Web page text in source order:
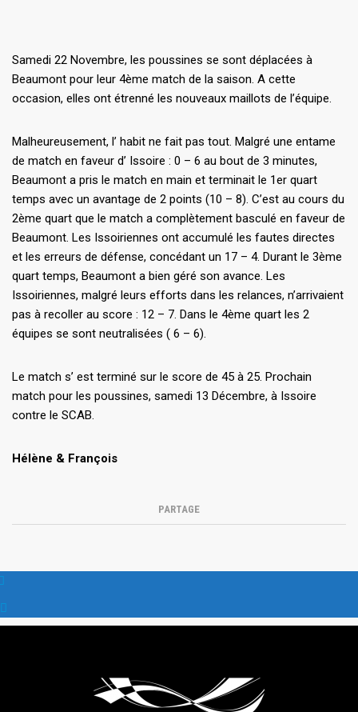
Samedi 22 Novembre, les poussines se sont déplacées à
Beaumont pour leur 4ème match de la saison. A cette
occasion, elles ont étrenné les nouveaux maillots de l’équipe.
Malheureusement, l’ habit ne fait pas tout. Malgré une entame
de match en faveur d’ Issoire : 0 – 6 au bout de 3 minutes,
Beaumont a pris le match en main et terminait le 1er quart
temps avec un avantage de 2 points (10 – 8). C’est au cours du
2ème quart que le match a complètement basculé en faveur de
Beaumont. Les Issoiriennes ont accumulé les fautes directes
et les erreurs de défense, concédant un 17 – 4. Durant le 3ème
quart temps, Beaumont a bien géré son avance. Les
Issoiriennes, malgré leurs efforts dans les relances, n’arrivaient
pas à recoller au score : 12 – 7. Dans le 4ème quart les 2
équipes se sont neutralisées ( 6 – 6).
Le match s’ est terminé sur le score de 45 à 25. Prochain
match pour les poussines, samedi 13 Décembre, à Issoire
contre le SCAB.
Hélène & François
PARTAGE